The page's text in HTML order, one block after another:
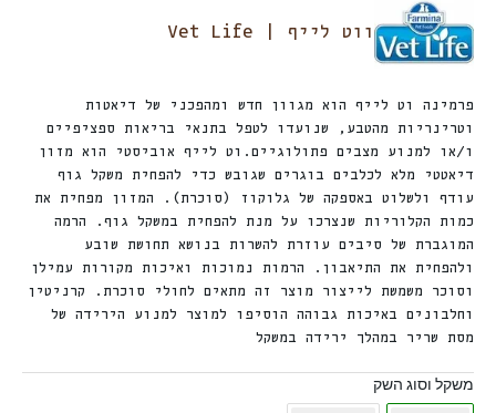
ווט לייף | Vet Life
פרמינה וט לייף הוא מגוון חדש ומהפכני של דיאטות
וטרינריות מהטבע, שנועדו לטפל בתנאי בריאות ספציפיים
ו/או למנוע מצבים פתולוגיים.וט לייף אוביסטי הוא מזון
דיאטטי מלא לכלבים בוגרים שגובש כדי להפחית משקל גוף
עודף ולשלוט באספקה ​​של גלוקוז (סוכרת). המזון מפחית את
כמות הקלוריות שנצרכו על מנת להפחית במשקל גוף. הרמה
המוגברת של סיבים עוזרת להשרות בנושא תחושת שובע
ולהפחית את התיאבון. הרמות נמוכות ואיכות מקורות עמילן
וסוכר משמשת לייצור מוצר זה מתאים לחולי סוכרת. קרניטין
וחלבונים באיכות גבוהה הוסיפו למוצר למנוע הירידה של
מסת שריר במהלך ירידה במשקל
משקל וסוג השק